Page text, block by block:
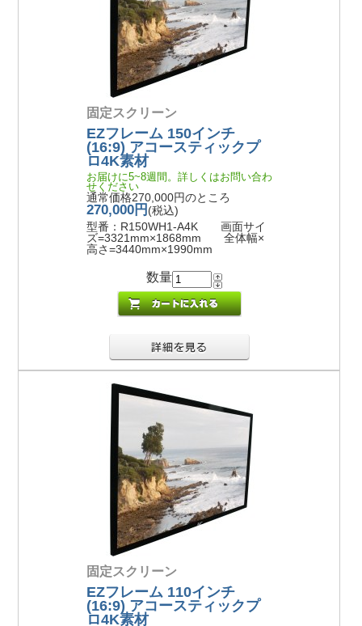
固定スクリーン
EZフレーム 150インチ
(16:9) アコースティックプ
ロ4K素材
お届けに5~8週間。詳しくはお問い合わ
せください
通常価格270,000円のところ
270,000円 (税込)
型番：R150WH1-A4K 画面サイ
ズ=3321mm×1868mm 全体幅×
高さ=3440mm×1990mm
数量
固定スクリーン
EZフレーム 110インチ
(16:9) アコースティックプ
ロ4K素材